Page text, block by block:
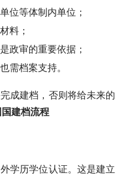
位等体制内单位；
料；
政审的重要依据；
需档案支持。
成建档，否则将给未来的
建档流程
学历学位认证。这是建立